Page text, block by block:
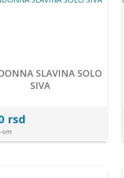
SLAVINA SOLO
SIVA
rsd
om